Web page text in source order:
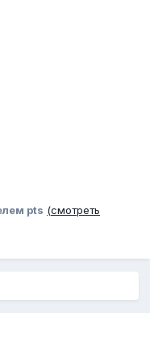
pts (смотреть